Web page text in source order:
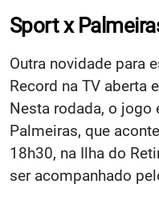
Sport x
Outra novidade para
Record na TV aberta
Nesta rodada, o
Palmeiras, que
18h30, na Ilha do
ser acompanhado